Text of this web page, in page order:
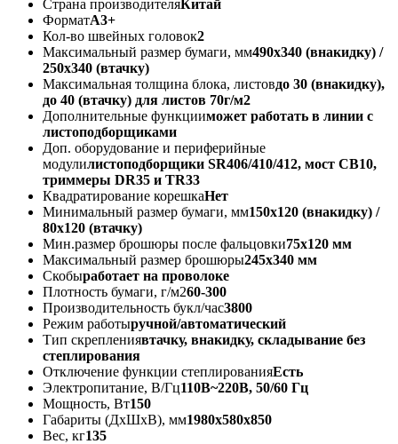
Страна производителя Китай
ФорматА3+
Кол-во швейных головок2
Максимальный размер бумаги, мм490x340 (внакидку) /
250x340 (втачку)
Максимальная толщина блока, листовдо 30 (внакидку),
до 40 (втачку) для листов 70г/м2
Дополнительные функцииможет работать в линии с
листоподборщиками
Доп. оборудование и периферийные
модулилистоподборщики SR406/410/412, мост CB10,
триммеры DR35 и TR33
Квадратирование корешкаНет
Минимальный размер бумаги, мм150x120 (внакидку) /
80x120 (втачку)
Мин.размер брошюры после фальцовки75х120 мм
Максимальный размер брошюры245x340 мм
Скобыработает на проволоке
Плотность бумаги, г/м260-300
Производительность букл/час3800
Режим работыручной/автоматический
Тип скреплениявтачку, внакидку, складывание без
степлирования
Отключение функции степлированияЕсть
Электропитание, В/Гц110В~220В, 50/60 Гц
Мощность, Вт150
Габариты (ДхШхВ), мм1980х580х850
Вес, кг135